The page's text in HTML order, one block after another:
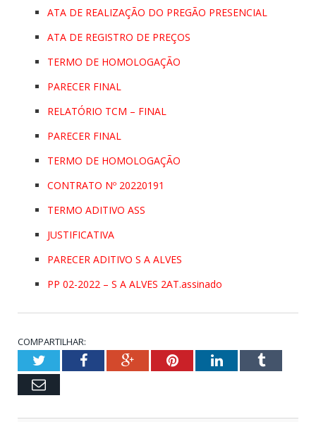
ATA DE REALIZAÇÃO DO PREGÃO PRESENCIAL
ATA DE REGISTRO DE PREÇOS
TERMO DE HOMOLOGAÇÃO
PARECER FINAL
RELATÓRIO TCM – FINAL
PARECER FINAL
TERMO DE HOMOLOGAÇÃO
CONTRATO Nº 20220191
TERMO ADITIVO ASS
JUSTIFICATIVA
PARECER ADITIVO S A ALVES
PP 02-2022 – S A ALVES 2AT.assinado
COMPARTILHAR:
TwitterFacebookGoogle+PinterestLinkedInTumblr
Email